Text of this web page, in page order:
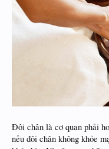
Đôi chân là cơ quan phải
nếu đôi chân không khỏe